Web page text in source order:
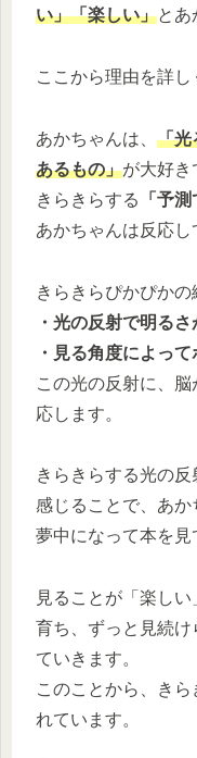
い」「楽しい」とあ
ここから理由を詳し
あかちゃんは、 「光
あるもの」が大好き
きらきらする
「 予測
あかちゃんは反応し
きらきらぴかぴかの
・光の反射で明る
・見る角度によっ
この光の反射に、
応します。
きらきらする光の反
感じることで、あか
夢中になって本を見
見ることが「楽し
育ち、ずっと見続け
ていきます。
このことから、き
れています。